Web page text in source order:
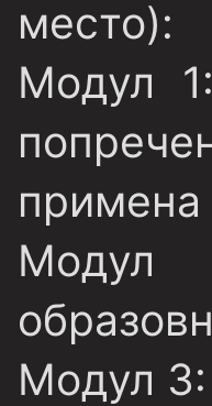
место):
Модул 1
примена
Модул
Модул 3: